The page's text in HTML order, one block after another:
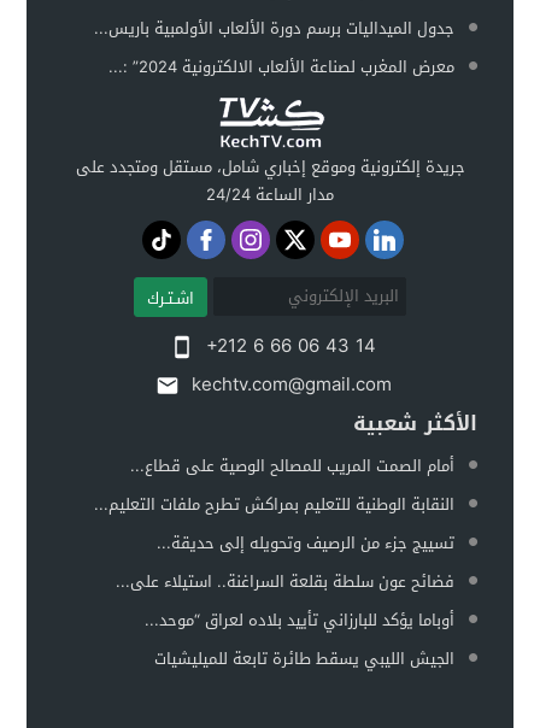
جدول الميداليات برسم دورة الألعاب الأولمبية باريس...
معرض المغرب لصناعة الألعاب الالكترونية 2024” :...
جريدة إلكترونية وموقع إخباري شامل، مستقل ومتجدد على
مدار الساعة 24/24
اشـتـرك
+212 6 66 06 43 14
kechtv.com@gmail.com
الأكثر شعبية
أمام الصمت المريب للمصالح الوصية على قطاع...
النقابة الوطنية للتعليم بمراكش تطرح ملفات التعليم...
تسييج جزء من الرصيف وتحويله إلى حديقة...
فضائح عون سلطة بقلعة السراغنة.. استيلاء على...
أوباما يؤكد للبارزاني تأييد بلاده لعراق “موحد...
الجيش الليبي يسقط طائرة تابعة للميليشيات